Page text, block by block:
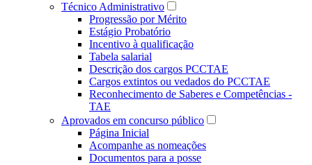
Técnico Administrativo
Progressão por Mérito
Estágio Probatório
Incentivo à qualificação
Tabela salarial
Descrição dos cargos PCCTAE
Cargos extintos ou vedados do PCCTAE
Reconhecimento de Saberes e Competências -
TAE
Aprovados em concurso público
Página Inicial
Acompanhe as nomeações
Documentos para a posse